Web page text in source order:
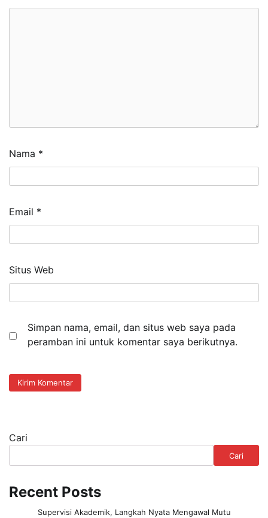
Nama *
Email *
Situs Web
Simpan nama, email, dan situs web saya pada
peramban ini untuk komentar saya berikutnya.
Cari
Cari
Recent Posts
Supervisi Akademik, Langkah Nyata Mengawal Mutu